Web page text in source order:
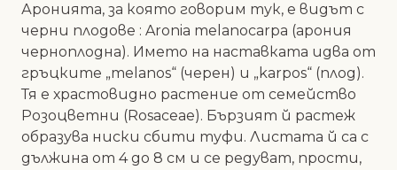
Аронията, за която говорим тук, е видът с
черни плодове : Aronia melanocarpa (арония
черноплодна). Името на наставката идва от
гръцките „melanos“ (черен) и „karpos“ (плод).
Тя е храстовидно растение от семейство
Розоцветни (Rosaceae). Бързият й растеж
образува ниски сбити туфи. Листата й са с
дължина от 4 до 8 см и се редуват, прости,